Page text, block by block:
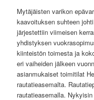
Mytäjäisten varikon
kaavoituksen suhteen
järjestettiin viimeisen
yhdistyksen
kiinteistön toimesta ja
eri vaiheiden jälkeen
asianmukaiset toimitilat
rautatieasemalta.
rautatieasemalla.